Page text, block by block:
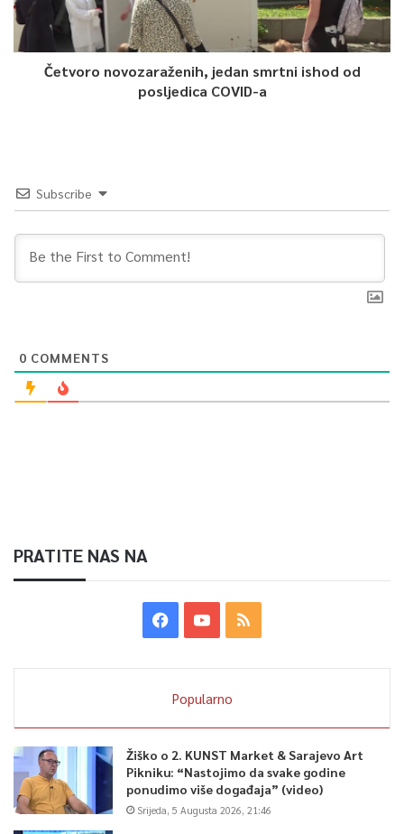
Četvoro novozaraženih, jedan smrtni ishod od
posljedica COVID-a
Subscribe
0 COMMENTS
PRATITE NAS NA
Popularno
Žiško o 2. KUNST Market & Sarajevo Art
Pikniku: “Nastojimo da svake godine
ponudimo više događaja” (video)
Srijeda, 5 Augusta 2026, 21:46